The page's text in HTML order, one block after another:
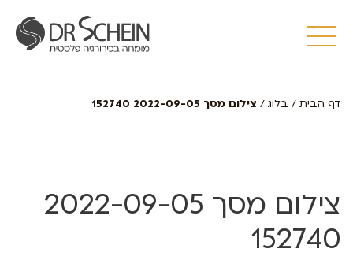
דף הבית / בלוג / צילום מסך 2022-09-05 152740
צילום מסך 2022-09-05
152740